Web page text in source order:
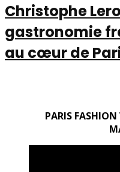
Christophe
gastronomie
au cœur de
PARIS FASHION